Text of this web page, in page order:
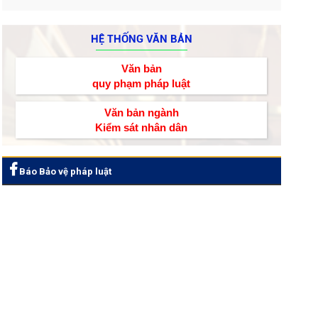
HỆ THỐNG VĂN BẢN
Văn bản
quy phạm pháp luật
Văn bản ngành
Kiểm sát nhân dân
Báo Bảo vệ pháp luật